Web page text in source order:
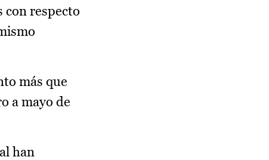
con respecto
más que
a mayo de
han